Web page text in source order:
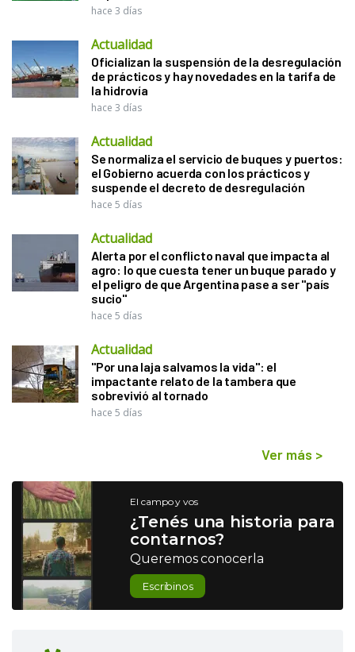
hace 3 días
Actualidad
Oficializan la suspensión de la desregulación
de prácticos y hay novedades en la tarifa de
la hidrovía
hace 3 días
Actualidad
Se normaliza el servicio de buques y puertos:
el Gobierno acuerda con los prácticos y
suspende el decreto de desregulación
hace 5 días
Actualidad
Alerta por el conflicto naval que impacta al
agro: lo que cuesta tener un buque parado y
el peligro de que Argentina pase a ser "país
sucio"
hace 5 días
Actualidad
"Por una laja salvamos la vida": el
impactante relato de la tambera que
sobrevivió al tornado
hace 5 días
Ver más >
El campo y vos
¿Tenés una historia para
contarnos?
Queremos conocerla
Escribinos